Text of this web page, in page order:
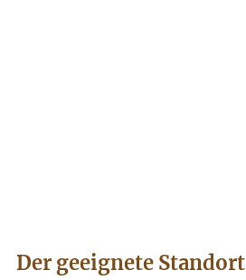
Der geeignete Standort